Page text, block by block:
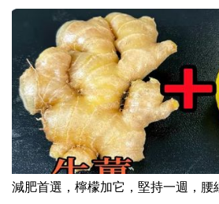
減肥首選，檸檬加它，堅持一週，腰